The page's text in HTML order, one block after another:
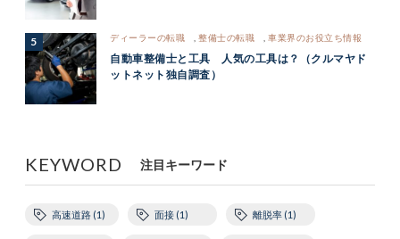
ディーラーの転職 整備士の転職 車業界のお役立ち情報
自動車整備士と工具 人気の工具は？（クルマヤド
ットネット独自調査）
KEYWORD 注目キーワード
高速道路 (1) 面接 (1) 離脱率 (1)